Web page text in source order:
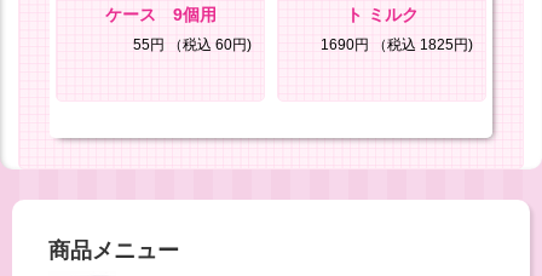
ケース 9個用
55円 （税込 60円)
ト ミルク
1690円 （税込 1825円)
商品メニュー